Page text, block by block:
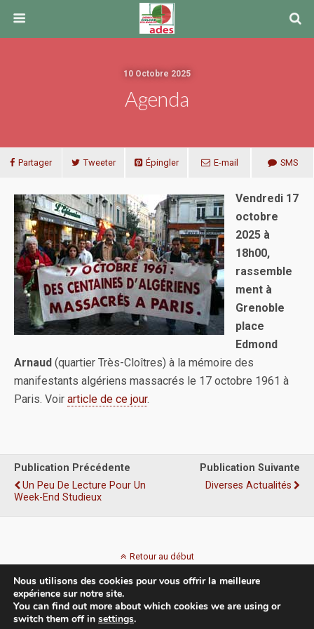
10 Octobre 2025
Agenda
Partager Tweeter Épingler E-mail SMS
Vendredi 17
octobre
2025 à
18h00,
rassemble
ment à
Grenoble
place
Edmond
Arnaud (quartier Très-Cloîtres) à la mémoire des
manifestants algériens massacrés le 17 octobre 1961 à
Paris. Voir article de ce jour.
Publication Précédente
Un Peu De Lecture Pour Un
Week-End Studieux
Publication Suivante
Diverses Actualités
Retour au début
Mobile
Nous utilisons des cookies pour vous offrir la meilleure
expérience sur notre site.
You can find out more about which cookies we are using or
switch them off in settings.